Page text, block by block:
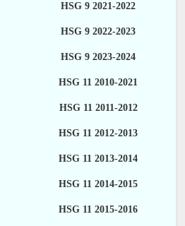
HSG 9 2021-2022
HSG 9 2022-2023
HSG 9 2023-2024
HSG 11 2010-2021
HSG 11 2011-2012
HSG 11 2012-2013
HSG 11 2013-2014
HSG 11 2014-2015
HSG 11 2015-2016